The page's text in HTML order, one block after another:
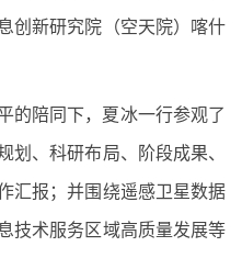
创新研究院（空天院）喀什
的陪同下，夏冰一行参观了
划、科研布局、阶段成果、
汇报；并围绕遥感卫星数据
技术服务区域高质量发展等